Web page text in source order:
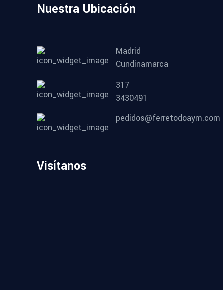
Nuestra Ubicación
Madrid
Cundinamarca
317
3430491
pedidos@ferretodoaym.com
Visítanos